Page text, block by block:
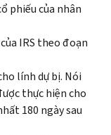
phiếu của nhân
IRS theo đoạn
lính dự bị. Nói
thực hiện cho
180 ngày sau